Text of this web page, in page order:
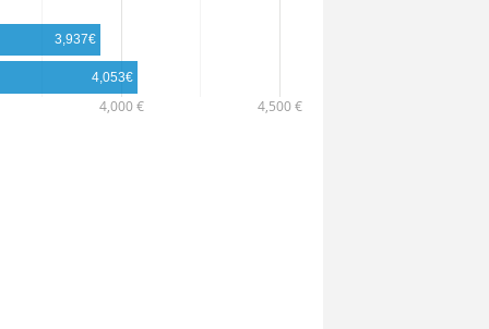
4,000 € 4,500 €
3,937€
4,053€
in Wirtschaft)